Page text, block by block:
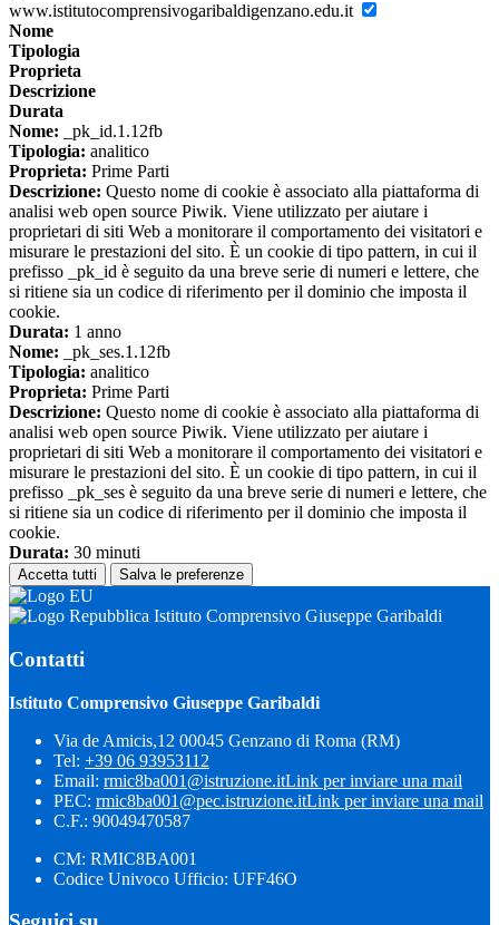
www.istitutocomprensivogaribaldigenzano.edu.it
Nome
Tipologia
Proprieta
Descrizione
Durata
Nome: _pk_id.1.12fb
Tipologia: analitico
Proprieta: Prime Parti
Descrizione: Questo nome di cookie è associato alla piattaforma di
analisi web open source Piwik. Viene utilizzato per aiutare i
proprietari di siti Web a monitorare il comportamento dei visitatori e
misurare le prestazioni del sito. È un cookie di tipo pattern, in cui il
prefisso _pk_id è seguito da una breve serie di numeri e lettere, che
si ritiene sia un codice di riferimento per il dominio che imposta il
cookie.
Durata: 1 anno
Nome: _pk_ses.1.12fb
Tipologia: analitico
Proprieta: Prime Parti
Descrizione: Questo nome di cookie è associato alla piattaforma di
analisi web open source Piwik. Viene utilizzato per aiutare i
proprietari di siti Web a monitorare il comportamento dei visitatori e
misurare le prestazioni del sito. È un cookie di tipo pattern, in cui il
prefisso _pk_ses è seguito da una breve serie di numeri e lettere, che
si ritiene sia un codice di riferimento per il dominio che imposta il
cookie.
Durata: 30 minuti
Accetta tutti Salva le preferenze
Istituto Comprensivo Giuseppe Garibaldi
Contatti
Istituto Comprensivo Giuseppe Garibaldi
Via de Amicis,12 00045 Genzano di Roma (RM)
Tel: +39 06 93953112
Email: rmic8ba001@istruzione.itLink per inviare una mail
PEC: rmic8ba001@pec.istruzione.itLink per inviare una mail
C.F.: 90049470587
CM: RMIC8BA001
Codice Univoco Ufficio: UFF46O